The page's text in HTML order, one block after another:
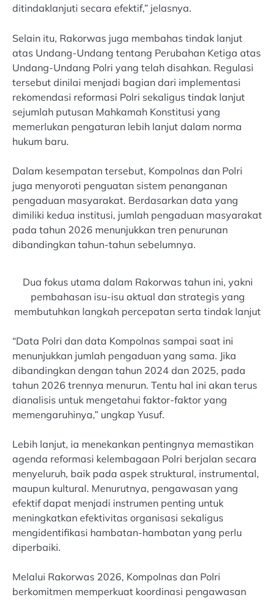
ditindaklanjuti secara efektif,” jelasnya.
Selain itu, Rakorwas juga membahas tindak lanjut
atas Undang-Undang tentang Perubahan Ketiga atas
Undang-Undang Polri yang telah disahkan. Regulasi
tersebut dinilai menjadi bagian dari implementasi
rekomendasi reformasi Polri sekaligus tindak lanjut
sejumlah putusan Mahkamah Konstitusi yang
memerlukan pengaturan lebih lanjut dalam norma
hukum baru.
Dalam kesempatan tersebut, Kompolnas dan Polri
juga menyoroti penguatan sistem penanganan
pengaduan masyarakat. Berdasarkan data yang
dimiliki kedua institusi, jumlah pengaduan masyarakat
pada tahun 2026 menunjukkan tren penurunan
dibandingkan tahun-tahun sebelumnya.
Dua fokus utama dalam Rakorwas tahun ini, yakni
pembahasan isu-isu aktual dan strategis yang
membutuhkan langkah percepatan serta tindak lanjut
“Data Polri dan data Kompolnas sampai saat ini
menunjukkan jumlah pengaduan yang sama. Jika
dibandingkan dengan tahun 2024 dan 2025, pada
tahun 2026 trennya menurun. Tentu hal ini akan terus
dianalisis untuk mengetahui faktor-faktor yang
memengaruhinya,” ungkap Yusuf.
Lebih lanjut, ia menekankan pentingnya memastikan
agenda reformasi kelembagaan Polri berjalan secara
menyeluruh, baik pada aspek struktural, instrumental,
maupun kultural. Menurutnya, pengawasan yang
efektif dapat menjadi instrumen penting untuk
meningkatkan efektivitas organisasi sekaligus
mengidentifikasi hambatan-hambatan yang perlu
diperbaiki.
Melalui Rakorwas 2026, Kompolnas dan Polri
berkomitmen memperkuat koordinasi pengawasan